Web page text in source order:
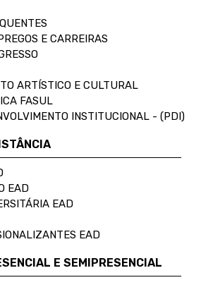
E CARREIRAS
ARTÍSTICO E CULTURAL
FASUL
INSTITUCIONAL - (PDI)
EAD
EAD
EAD
E SEMIPRESENCIAL